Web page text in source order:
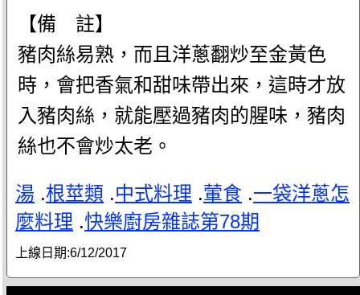
【備 註】
豬肉絲易熟，而且洋蔥翻炒至金黃色
時，會把香氣和甜味帶出來，這時才放
入豬肉絲，就能壓過豬肉的腥味，豬肉
絲也不會炒太老。
湯 .根莖類 .中式料理 .葷食 .一袋洋蔥怎
麼料理 .快樂廚房雜誌第78期
上線日期:6/12/2017